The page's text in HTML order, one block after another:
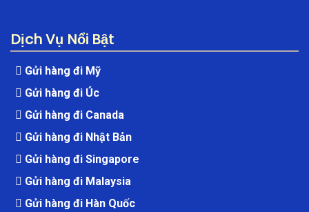
Dịch Vụ Nổi Bật
Gửi hàng đi Mỹ
Gửi hàng đi Úc
Gửi hàng đi Canada
Gửi hàng đi Nhật Bản
Gửi hàng đi Singapore
Gửi hàng đi Malaysia
Gửi hàng đi Hàn Quốc